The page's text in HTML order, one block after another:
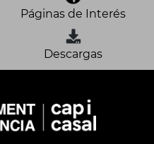
Páginas de Interés
Descargas